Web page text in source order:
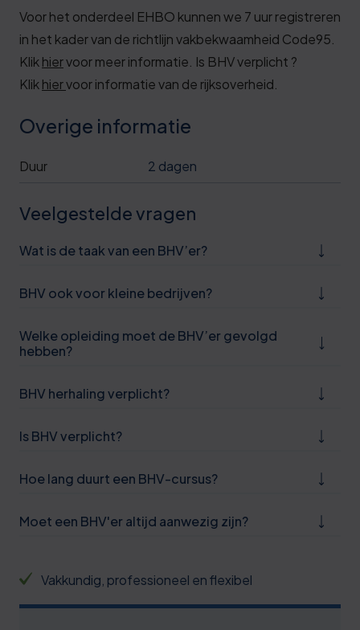
Voor het onderdeel EHBO kunnen we 7 uur registreren
in het kader van de richtlijn vakbekwaamheid Code95.
Klikhiervoor meer informatie. Is BHV verplicht ?
Klikhiervoor informatie van de rijksoverheid.
Overige informatie
Duur 2 dagen
Veelgestelde vragen
Wat is de taak van een BHV’er?
BHV ook voor kleine bedrijven?
Welke opleiding moet de BHV’er gevolgd
hebben?
BHV herhaling verplicht?
Is BHV verplicht?
Hoe lang duurt een BHV-cursus?
Moet een BHV'er altijd aanwezig zijn?
Vakkundig, professioneel en flexibel
1
1
2
0
5
0
6
1
6
7
2
7
2
7
2
8
3
8